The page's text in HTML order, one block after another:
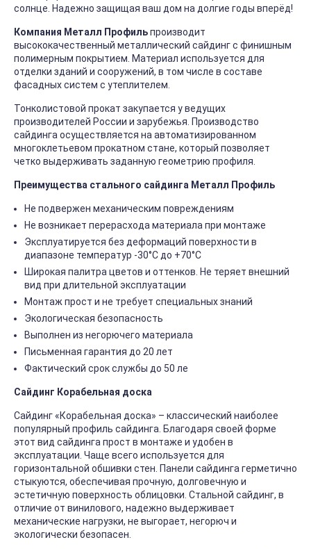
солнце. Надежно защищая ваш дом на долгие годы вперёд!
Компания Металл Профильпроизводит
высококачественный металлический сайдинг с финишным
полимерным покрытием. Материал используется для
отделки зданий и сооружений, в том числе в составе
фасадных систем с утеплителем.
Тонколистовой прокат закупается у ведущих
производителей России и зарубежья. Производство
сайдинга осуществляется на автоматизированном
многоклетьевом прокатном стане, который позволяет
четко выдерживать заданную геометрию профиля.
Преимущества стального сайдинга Металл Профиль
Не подвержен механическим повреждениям
Не возникает перерасхода материала при монтаже
Эксплуатируется без деформаций поверхности в
диапазоне температур -30°C до +70°C
Широкая палитра цветов и оттенков. Не теряет внешний
вид при длительной эксплуатации
Монтаж прост и не требует специальных знаний
Экологическая безопасность
Выполнен из негорючего материала
Письменная гарантия до 20 лет
Фактический срок службы до 50 ле
Сайдинг Корабельная доска
Сайдинг «Корабельная доска» – классический наиболее
популярный профиль сайдинга. Благодаря своей форме
этот вид сайдинга прост в монтаже и удобен в
эксплуатации. Чаще всего используется для
горизонтальной обшивки стен. Панели сайдинга герметично
стыкуются, обеспечивая прочную, долговечную и
эстетичную поверхность облицовки. Стальной сайдинг, в
отличие от винилового, надежно выдерживает
механические нагрузки, не выгорает, негорюч и
экологически безопасен.